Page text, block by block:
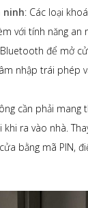
ninh: Các loại
với tính năng an
để mở
nhập trái phép
cần phải mang
ra vào nhà.
bằng mã PIN,